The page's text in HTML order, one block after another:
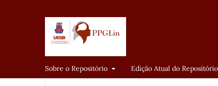
Sobre o Repositório Edição Atual do Repositório